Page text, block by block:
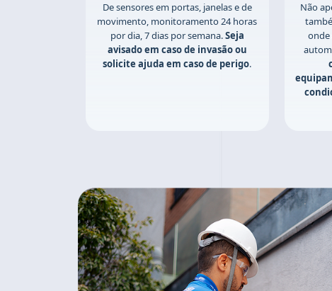
De sensores em portas, janelas e de
movimento, monitoramento 24 horas
por dia, 7 dias por semana.Seja
avisado em caso de invasão ou
solicite ajuda em caso de perigo.
Não
onde